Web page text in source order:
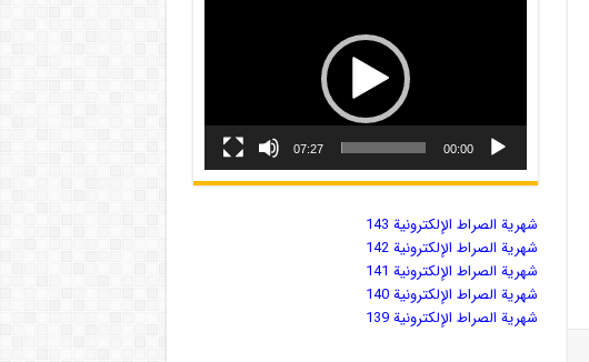
00:00
07:27
شهریة الصراط الإلكترونية 143
شهریة الصراط الإلكترونية 142
شهریة الصراط الإلكترونية 141
شهریة الصراط الإلكترونية 140
شهریة الصراط الإلكترونية 139